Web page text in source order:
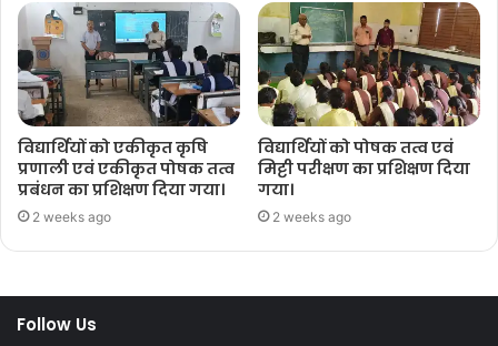
विद्यार्थियों को एकीकृत कृषि
प्रणाली एवं एकीकृत पोषक तत्व
प्रबंधन का प्रशिक्षण दिया गया।
2 weeks ago
विद्यार्थियों को पोषक तत्व एवं
मिट्टी परीक्षण का प्रशिक्षण दिया
गया।
2 weeks ago
Follow Us